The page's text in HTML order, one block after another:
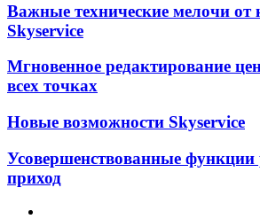
Важные технические мелочи
Skyservice
Мгновенное редактирование
всех точках
Новые возможности Skyservice
Усовершенствованные
приход